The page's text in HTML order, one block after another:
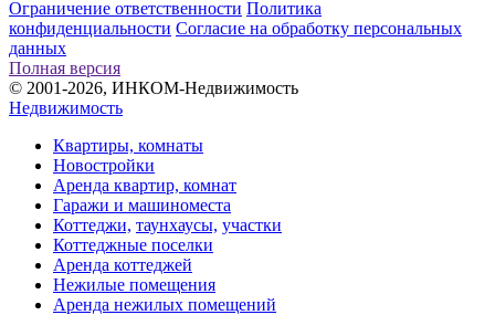
Ограничение ответственности Политика
конфиденциальности Согласие на обработку персональных
данных
Полная версия
© 2001-2026, ИНКОМ-Недвижимость
Недвижимость
Квартиры, комнаты
Новостройки
Аренда квартир, комнат
Гаражи и машиноместа
Коттеджи, таунхаусы, участки
Коттеджные поселки
Аренда коттеджей
Нежилые помещения
Аренда нежилых помещений